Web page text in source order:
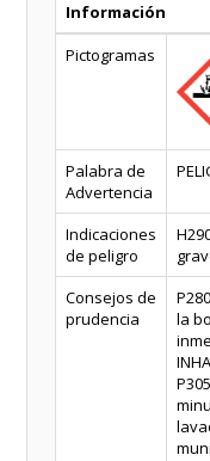
Información
Pictogramas
Palabra de
Advertencia
Indicaciones
de peligro
Consejos de
prudencia
la